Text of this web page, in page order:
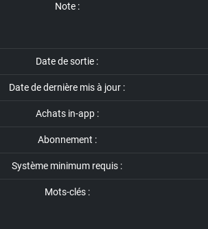
Note :
Date de sortie :
Date de dernière mis à jour :
Achats in-app :
Abonnement :
Système minimum requis :
Mots-clés :